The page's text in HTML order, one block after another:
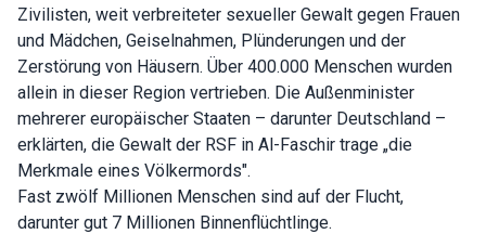
Zivilisten, weit verbreiteter sexueller Gewalt gegen Frauen
und Mädchen, Geiselnahmen, Plünderungen und der
Zerstörung von Häusern. Über 400.000 Menschen wurden
allein in dieser Region vertrieben. Die Außenminister
mehrerer europäischer Staaten – darunter Deutschland –
erklärten, die Gewalt der RSF in Al-Faschir trage „die
Merkmale eines Völkermords".
Fast zwölf Millionen Menschen sind auf der Flucht,
darunter gut 7 Millionen Binnenflüchtlinge.